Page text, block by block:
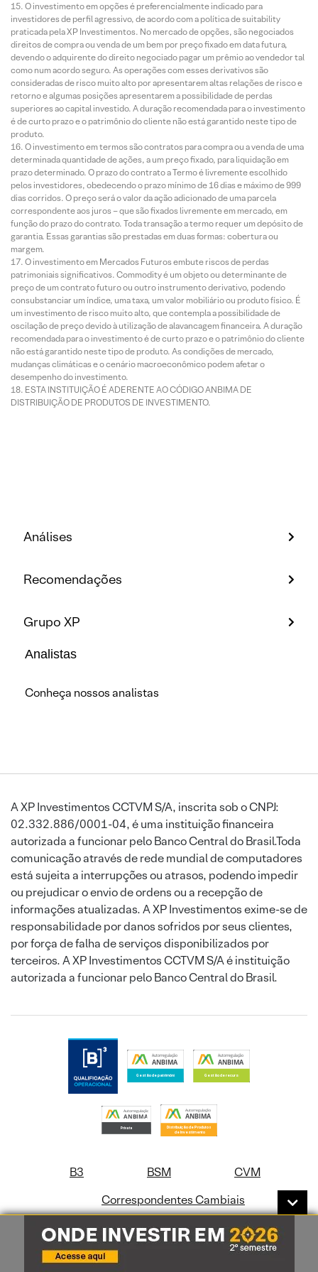
O investimento em opções é preferencialmente indicado para
investidores de perfil agressivo, de acordo com a política de suitability
praticada pela XP Investimentos. No mercado de opções, são negociados
direitos de compra ou venda de um bem por preço fixado em data futura,
devendo o adquirente do direito negociado pagar um prêmio ao vendedor tal
como num acordo seguro. As operações com esses derivativos são
consideradas de risco muito alto por apresentarem altas relações de risco e
retorno e algumas posições apresentarem a possibilidade de perdas
superiores ao capital investido. A duração recomendada para o investimento
é de curto prazo e o patrimônio do cliente não está garantido neste tipo de
produto.
O investimento em termos são contratos para compra ou a venda de uma
determinada quantidade de ações, a um preço fixado, para liquidação em
prazo determinado. O prazo do contrato a Termo é livremente escolhido
pelos investidores, obedecendo o prazo mínimo de 16 dias e máximo de 999
dias corridos. O preço será o valor da ação adicionado de uma parcela
correspondente aos juros – que são fixados livremente em mercado, em
função do prazo do contrato. Toda transação a termo requer um depósito de
garantia. Essas garantias são prestadas em duas formas: cobertura ou
margem.
O investimento em Mercados Futuros embute riscos de perdas
patrimoniais significativos. Commodity é um objeto ou determinante de
preço de um contrato futuro ou outro instrumento derivativo, podendo
consubstanciar um índice, uma taxa, um valor mobiliário ou produto físico. É
um investimento de risco muito alto, que contempla a possibilidade de
oscilação de preço devido à utilização de alavancagem financeira. A duração
recomendada para o investimento é de curto prazo e o patrimônio do cliente
não está garantido neste tipo de produto. As condições de mercado,
mudanças climáticas e o cenário macroeconômico podem afetar o
desempenho do investimento.
ESTA INSTITUIÇÃO É ADERENTE AO CÓDIGO ANBIMA DE
DISTRIBUIÇÃO DE PRODUTOS DE INVESTIMENTO.
Análises
Recomendações
Grupo XP
Analistas
Conheça nossos analistas
A XP Investimentos CCTVM S/A, inscrita sob o CNPJ:
02.332.886/0001-04, é uma instituição financeira
autorizada a funcionar pelo Banco Central do Brasil.Toda
comunicação através de rede mundial de computadores
está sujeita a interrupções ou atrasos, podendo impedir
ou prejudicar o envio de ordens ou a recepção de
informações atualizadas. A XP Investimentos exime-se de
responsabilidade por danos sofridos por seus clientes,
por força de falha de serviços disponibilizados por
terceiros. A XP Investimentos CCTVM S/A é instituição
autorizada a funcionar pelo Banco Central do Brasil.
B3 BSM
CVM
Correspondentes Cambiais
Correspondentes Bancários